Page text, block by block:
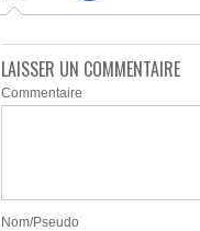
LAISSER UN COMMENTAIRE
Commentaire
Nom/Pseudo